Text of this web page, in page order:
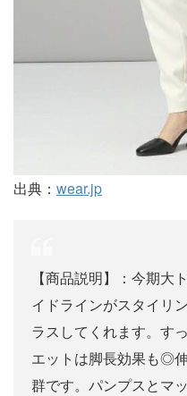
出典： wear.jp
【商品説明】：今期大
イドラインがスタイリ
ラスしてくれます。す
エットは脚長効果も◎
群です。パンプスとマ